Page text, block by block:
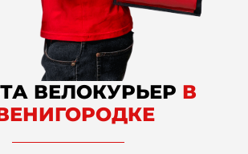
ВЕЛОКУРЬЕР В